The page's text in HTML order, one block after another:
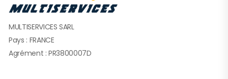
MULTISERVICES SARL
Pays : FRANCE
Agrément : PR3800007D